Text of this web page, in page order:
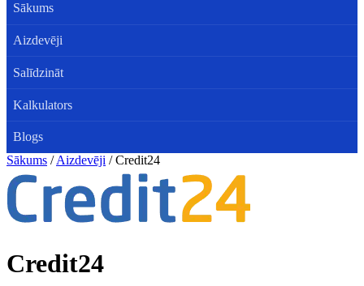
Sākums
Aizdevēji
Salīdzināt
Kalkulators
Blogs
Sākums / Aizdevēji / Credit24
Credit24